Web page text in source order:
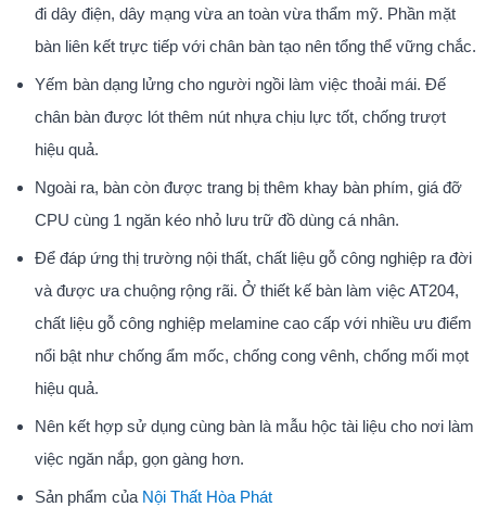
đi dây điện, dây mạng vừa an toàn vừa thẩm mỹ. Phần mặt
bàn liên kết trực tiếp với chân bàn tạo nên tổng thể vững chắc.
Yếm bàn dạng lửng cho người ngồi làm việc thoải mái. Đế
chân bàn được lót thêm nút nhựa chịu lực tốt, chống trượt
hiệu quả.
Ngoài ra, bàn còn được trang bị thêm khay bàn phím, giá đỡ
CPU cùng 1 ngăn kéo nhỏ lưu trữ đồ dùng cá nhân.
Để đáp ứng thị trường nội thất, chất liệu gỗ công nghiệp ra đời
và được ưa chuộng rộng rãi. Ở thiết kế bàn làm việc AT204,
chất liệu gỗ công nghiệp melamine cao cấp với nhiều ưu điểm
nổi bật như chống ẩm mốc, chống cong vênh, chống mối mọt
hiệu quả.
Nên kết hợp sử dụng cùng bàn là mẫu hộc tài liệu cho nơi làm
việc ngăn nắp, gọn gàng hơn.
Sản phẩm của Nội Thất Hòa Phát